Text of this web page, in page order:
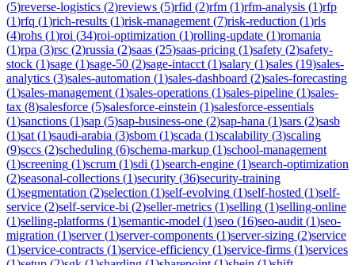
(5)reverse-logistics (2)reviews (5)rfid (2)rfm (1)rfm-analysis (1)rfp
(1)rfq (1)rich-results (1)risk-management (7)risk-reduction (1)rls
(4)rohs (1)roi (34)roi-optimization (1)rolling-update (1)romania
(1)rpa (3)rsc (2)russia (2)saas (25)saas-pricing (1)safety (2)safety-
stock (1)sage (1)sage-50 (2)sage-intacct (1)salary (1)sales (19)sales-
analytics (3)sales-automation (1)sales-dashboard (2)sales-forecasting
(1)sales-management (1)sales-operations (1)sales-pipeline (1)sales-
tax (8)salesforce (5)salesforce-einstein (1)salesforce-essentials
(1)sanctions (1)sap (5)sap-business-one (2)sap-hana (1)sars (2)sasb
(1)sat (1)saudi-arabia (3)sbom (1)scada (1)scalability (3)scaling
(9)sccs (2)scheduling (6)schema-markup (1)school-management
(1)screening (1)scrum (1)sdi (1)search-engine (1)search-optimization
(2)seasonal-collections (1)security (36)security-training
(1)segmentation (2)selection (1)self-evolving (1)self-hosted (1)self-
service (2)self-service-bi (2)seller-metrics (1)selling (1)selling-online
(1)selling-platforms (1)semantic-model (1)seo (16)seo-audit (1)seo-
migration (1)server(1)server-components (1)server-sizing (2)service
(1)service-contracts (1)service-efficiency (1)service-firms (1)services